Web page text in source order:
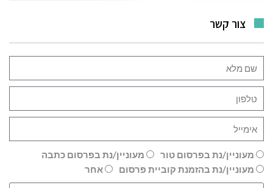
צור קשר
מעוניין/נת בפרסום טור
מעוניין/נת בפרסום כתבה
מעוניין/נת בהזמנת קוביית פרסום
אחר